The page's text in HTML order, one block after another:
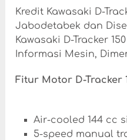
Kredit Kawasaki D-
Jabodetabek dan
Kawasaki D-Tracker
Informasi Mesin,
Fitur Motor D-Tracker
Air-cooled 144 cc
5-speed manual